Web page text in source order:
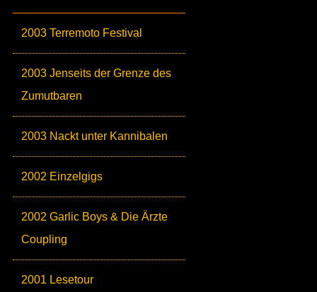
2003 Terremoto Festival
2003 Jenseits der Grenze des
Zumutbaren
2003 Nackt unter Kannibalen
2002 Einzelgigs
2002 Garlic Boys & Die Ärzte
Coupling
2001 Lesetour